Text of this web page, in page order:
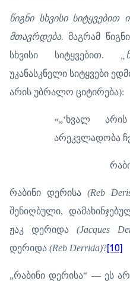
წიგნი სხვისი სიტყვებით
მთავრდება.მაგრამ
სხვისი სიტყვებით.
უკანასკნელი სიტყვები
არის უბრალო ციტირება):
«„‘ხვალ
არეკვლადობა
რაბინი დერისა(Reb
შენიღბული,
ჟაკ დერიდა (Jacques
დერიდა (Reb Derrida)?[10]
„რაბინი დერისა“ — ეს